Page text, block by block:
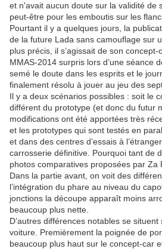
et n'avait aucun doute sur la validité de
peut-être pour les emboutis sur les
Pourtant il y a quelques jours, la
de la future Lada sans camouflage sur
plus précis, il s’agissait de son
MMAS-2014 surpris lors d’une séance
semé le doute dans les esprits et le
finalement résolu à jouer au jeu des
Il y a deux scénarios possibles : soit le
différent du prototype (et donc du futur
modifications ont été apportées très
et les prototypes qui sont testés en
et dans des centres d’essais à
carrosserie définitive. Pourquoi tant de
photos comparatives proposées par Za
Dans la partie avant, on voit des
l’intégration du phare au niveau du
jonctions la découpe apparaît moins
beaucoup plus nette.
D’autres différences notables se
voiture. Premièrement la poignée de
beaucoup plus haut sur le concept-car